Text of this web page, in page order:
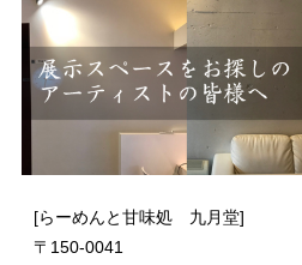
[らーめんと甘味処 九月堂]
〒 150-0041